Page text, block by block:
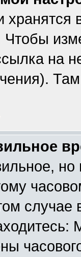
Чтобы
на